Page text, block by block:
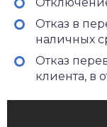
Отказ в
наличных
Отказ
клиента, в